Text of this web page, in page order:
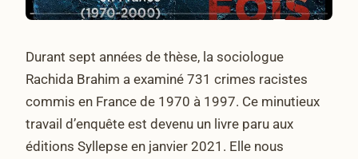
Durant sept années de thèse, la sociologue
Rachida Brahim a examiné 731 crimes racistes
commis en France de 1970 à 1997. Ce minutieux
travail d’enquête est devenu un livre paru aux
éditions Syllepse en janvier 2021. Elle nous